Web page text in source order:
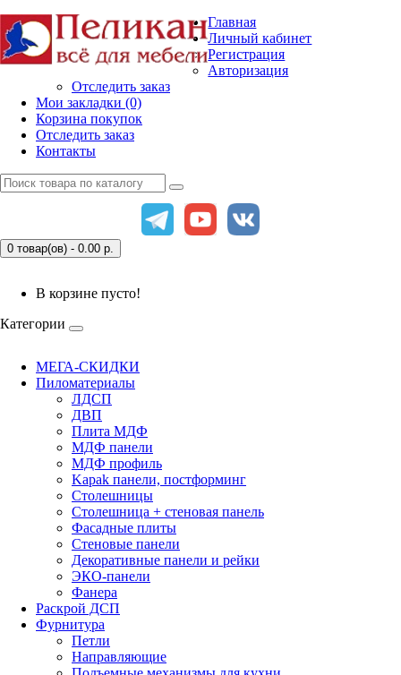
Главная
Личный кабинет
Регистрация
Авторизация
Отследить заказ
Мои закладки (0)
Корзина покупок
Отследить заказ
Контакты
0 товар(ов) - 0.00 р.
В корзине пусто!
Категории
МЕГА-СКИДКИ
Пиломатериалы
ЛДСП
ДВП
Плита МДФ
МДФ панели
МДФ профиль
Kapak панели, постформинг
Столешницы
Столешница + стеновая панель
Фасадные плиты
Стеновые панели
Декоративные панели и рейки
ЭКО-панели
Фанера
Раскрой ДСП
Фурнитура
Петли
Направляющие